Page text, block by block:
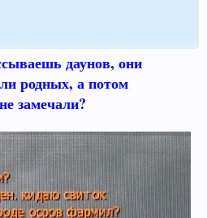
даунов, они
родных, а потом
замечали?